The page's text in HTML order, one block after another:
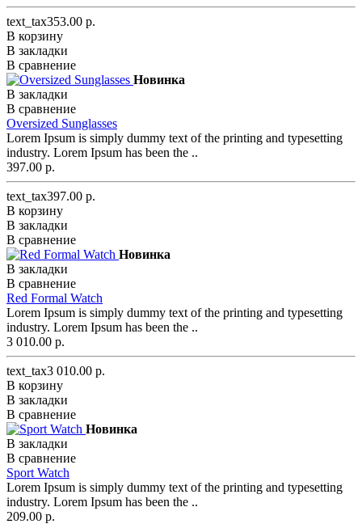
text_tax353.00 р.
В корзину
В закладки
В сравнение
Новинка
В закладки
В сравнение
Oversized Sunglasses
Lorem Ipsum is simply dummy text of the printing and typesetting
industry. Lorem Ipsum has been the ..
397.00 р.
text_tax397.00 р.
В корзину
В закладки
В сравнение
Новинка
В закладки
В сравнение
Red Formal Watch
Lorem Ipsum is simply dummy text of the printing and typesetting
industry. Lorem Ipsum has been the ..
3 010.00 р.
text_tax3 010.00 р.
В корзину
В закладки
В сравнение
Новинка
В закладки
В сравнение
Sport Watch
Lorem Ipsum is simply dummy text of the printing and typesetting
industry. Lorem Ipsum has been the ..
209.00 р.